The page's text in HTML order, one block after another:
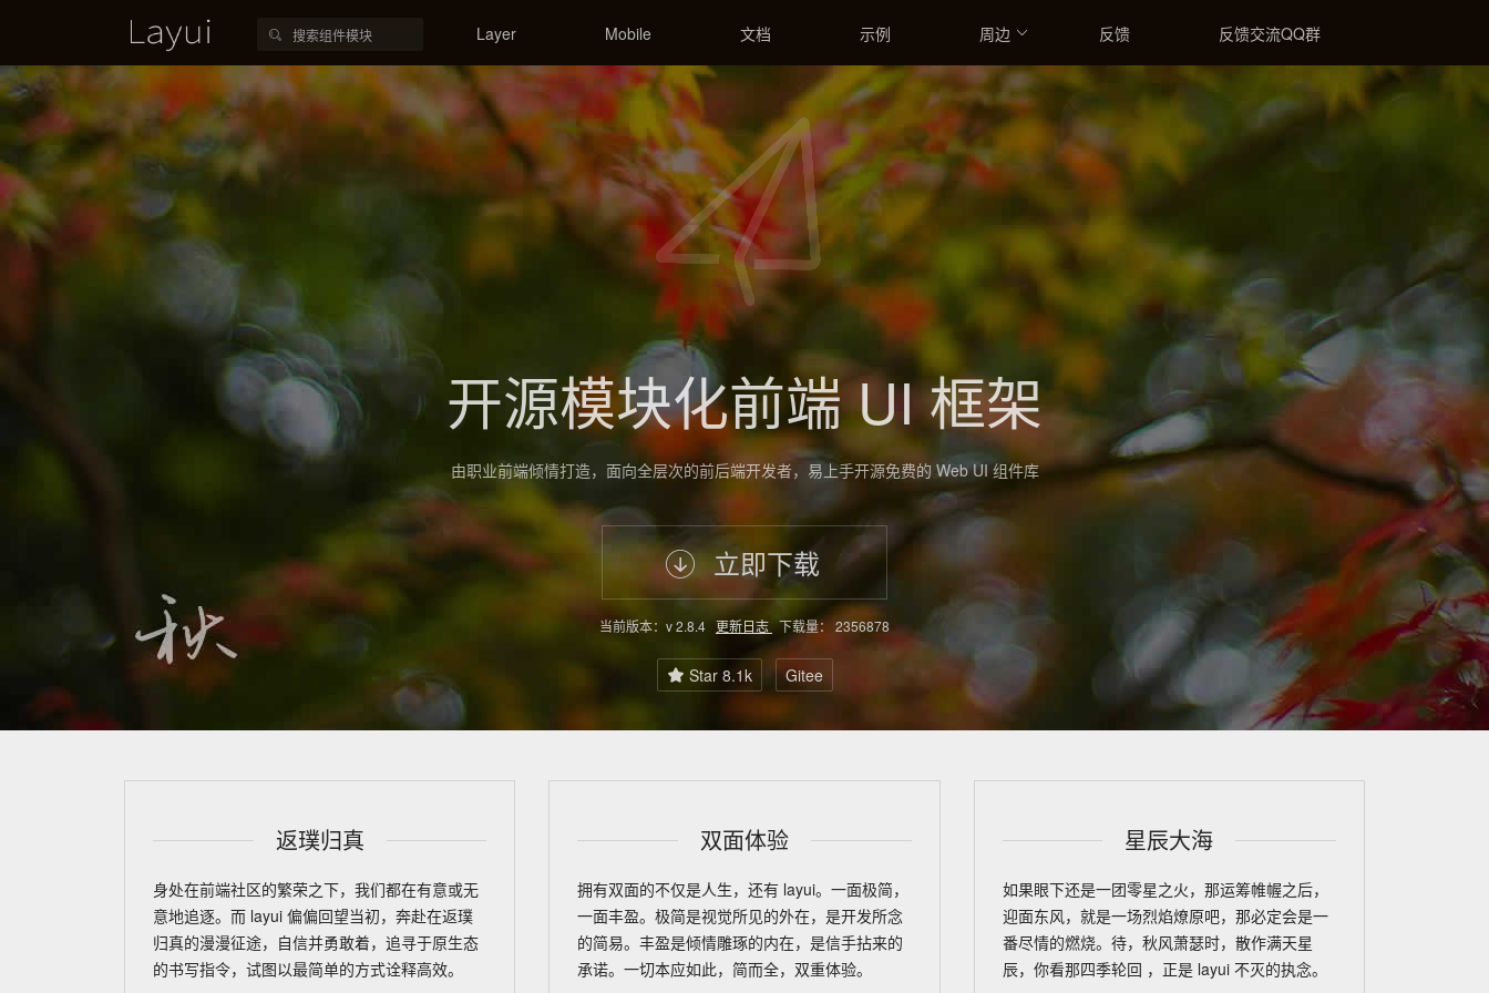
Layer Mobile 文档 示例 周边 反馈 反馈交流QQ群
开源模块化前端 UI 框架
由职业前端倾情打造，面向全层次的前后端开发者，易上手开源免费的 Web UI 组件库
立即下载
当前版本：v2.8.4 更新日志 下载量：2356878
 Star 8.1k Gitee
返璞归真
身处在前端社区的繁荣之下，我们都在有意或无
意地追逐。而 layui 偏偏回望当初，奔赴在返璞
归真的漫漫征途，自信并勇敢着，追寻于原生态
的书写指令，试图以最简单的方式诠释高效。
双面体验
拥有双面的不仅是人生，还有 layui。一面极简，
一面丰盈。极简是视觉所见的外在，是开发所念
的简易。丰盈是倾情雕琢的内在，是信手拈来的
承诺。一切本应如此，简而全，双重体验。
星辰大海
如果眼下还是一团零星之火，那运筹帷幄之后，
迎面东风，就是一场烈焰燎原吧，那必定会是一
番尽情的燃烧。待，秋风萧瑟时，散作满天星
辰，你看那四季轮回 ，正是 layui 不灭的执念。